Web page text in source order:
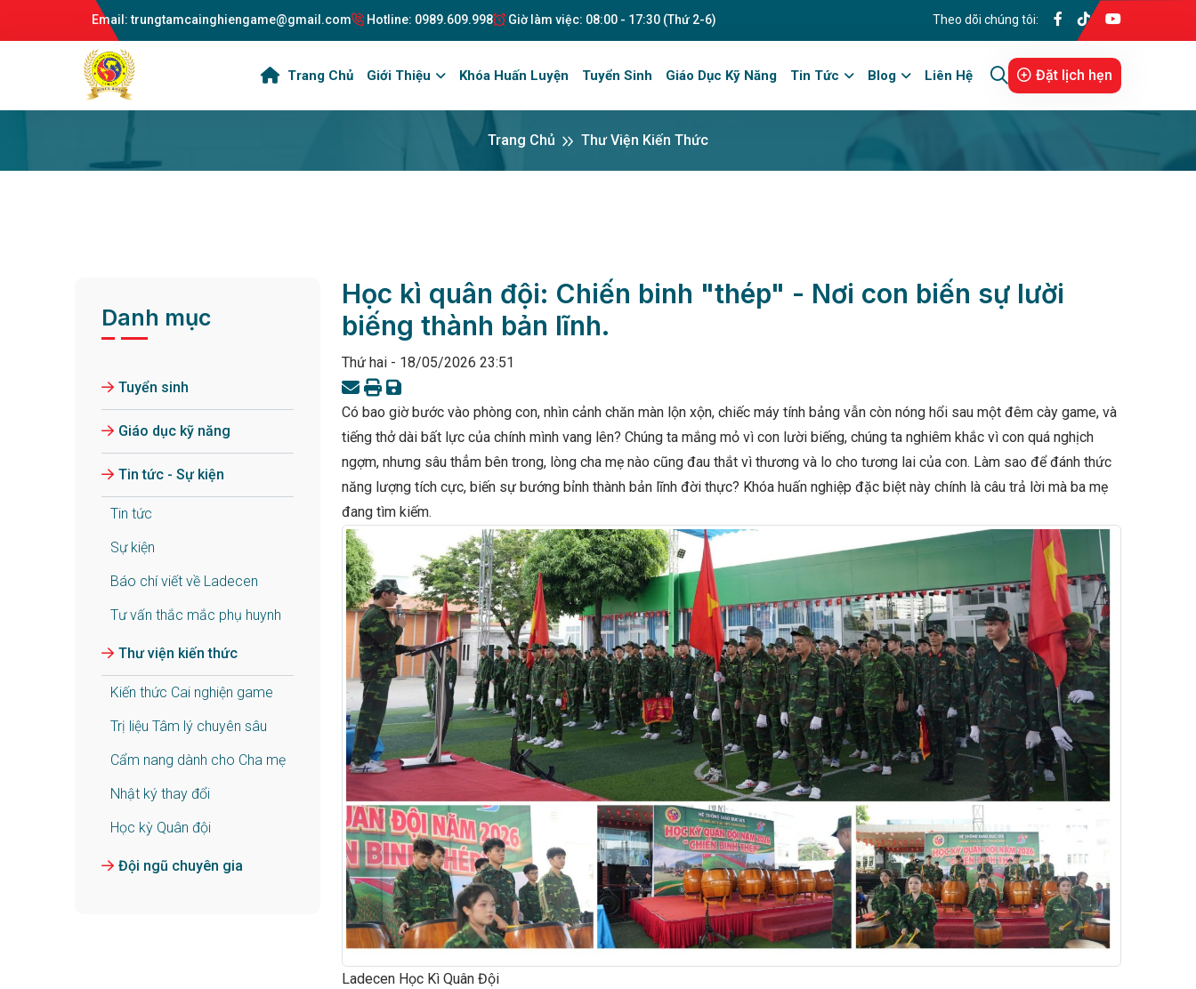
Email: trungtamcainghiengame@gmail.com Hotline: 0989.609.998 Giờ làm việc: 08:00 - 17:30 (Thứ 2-6) Theo dõi chúng tôi:
Trang Chủ Giới Thiệu Khóa Huấn Luyện Tuyển Sinh Giáo Dục Kỹ Năng Tin Tức Blog Liên Hệ Đặt lịch hẹn
Trang Chủ Thư Viện Kiến Thức
Danh mục
Tuyển sinh
Giáo dục kỹ năng
Tin tức - Sự kiện
Tin tức
Sự kiện
Báo chí viết về Ladecen
Tư vấn thắc mắc phụ huynh
Thư viện kiến thức
Kiến thức Cai nghiện game
Trị liệu Tâm lý chuyên sâu
Cẩm nang dành cho Cha mẹ
Nhật ký thay đổi
Học kỳ Quân đội
Đội ngũ chuyên gia
Học kì quân đội: Chiến binh "thép" - Nơi con biến sự lười
biếng thành bản lĩnh.
Thứ hai - 18/05/2026 23:51
Có bao giờ bước vào phòng con, nhìn cảnh chăn màn lộn xộn, chiếc máy tính bảng vẫn còn nóng hổi sau một đêm cày game, và
tiếng thở dài bất lực của chính mình vang lên? Chúng ta mắng mỏ vì con lười biếng, chúng ta nghiêm khắc vì con quá nghịch
ngợm, nhưng sâu thẳm bên trong, lòng cha mẹ nào cũng đau thắt vì thương và lo cho tương lai của con. Làm sao để đánh thức
năng lượng tích cực, biến sự bướng bỉnh thành bản lĩnh đời thực? Khóa huấn nghiệp đặc biệt này chính là câu trả lời mà ba mẹ
đang tìm kiếm.
Ladecen Học Kì Quân Đội